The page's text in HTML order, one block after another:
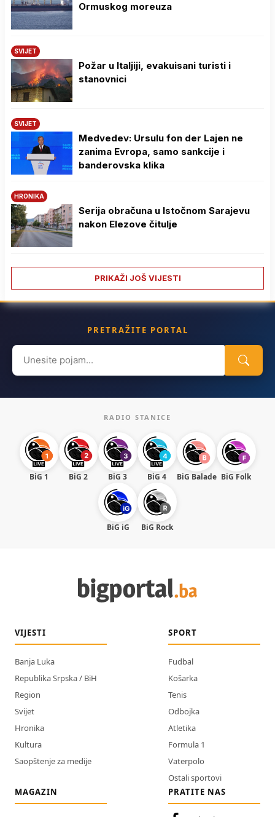
Ormuskog moreuza
SVIJET
Požar u Italjiji, evakuisani turisti i
stanovnici
SVIJET
Medvedev: Ursulu fon der Lajen ne
zanima Evropa, samo sankcije i
banderovska klika
HRONIKA
Serija obračuna u Istočnom Sarajevu
nakon Elezove čitulje
PRIKAŽI JOŠ VIJESTI
PRETRAŽITE PORTAL
Search
for:
RADIO STANICE
BiG 1 BiG 2 BiG 3 BiG 4 BiG Balade BiG Folk
BiG iG BiG Rock
VIJESTI
Banja Luka
Republika Srpska / BiH
Region
Svijet
Hronika
Kultura
Saopštenje za medije
SPORT
Fudbal
Košarka
Tenis
Odbojka
Atletika
Formula 1
Vaterpolo
Ostali sportovi
MAGAZIN
PRATITE NAS